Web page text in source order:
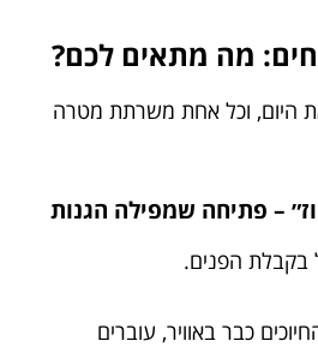
היום, וכל אחת משרתת מטרה
בקבלת הפנים.
כשהחיוכים כבר באוויר, עוברים